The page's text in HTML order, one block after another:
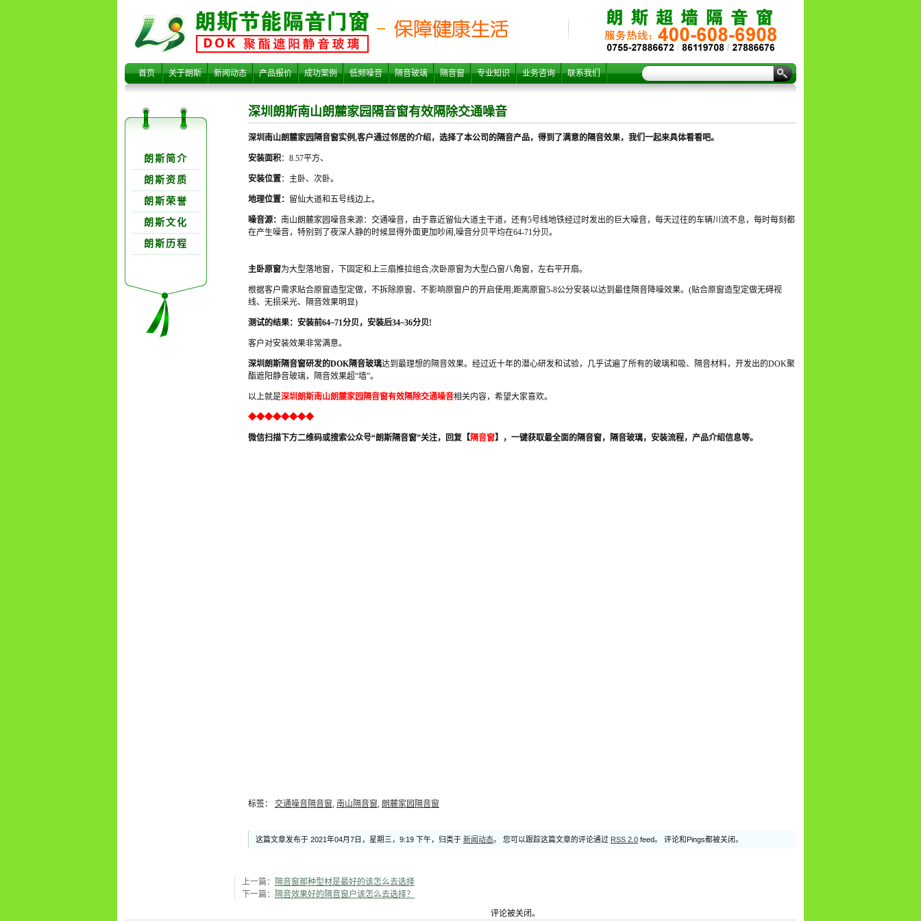
深圳朗斯南山朗
麓家园隔音窗有
效隔除交通噪音
首页 关于朗斯 新闻动态 产品报价 成功案例 低频噪音 隔音玻璃 隔音窗 专业知识 业务咨询 联系我们
深圳朗斯南山朗麓家园隔音窗有效隔除交通噪音
深圳南山朗麓家园隔音窗实例,客户通过邻居的介绍，选择了本公司的隔音产品，得到了满意的隔音效果，我们一起来具体看看吧。
安装面积：8.57平方、
安装位置：主卧、次卧。
地理位置： 留仙大道和五号线边上。
噪音源： 南山朗麓家园噪音来源：交通噪音，由于靠近留仙大道主干道，还有5号线地铁经过时发出的巨大噪音，每天过往的车辆川流不息，每时每刻都
在产生噪音，特别到了夜深人静的时候显得外面更加吵闹,噪音分贝平均在64-71分贝。
主卧原窗为大型落地窗，下固定和上三扇推拉组合;次卧原窗为大型凸窗八角窗，左右平开扇。
根据客户需求贴合原窗造型定做，不拆除原窗、不影响原窗户的开启使用;距离原窗5-8公分安装以达到最佳隔音降噪效果。(贴合原窗造型定做无碍视
线、无损采光、隔音效果明显)
测试的结果：安装前64~71分贝，安装后34~36分贝!
客户对安装效果非常满意。
深圳朗斯隔音窗研发的DOK隔音玻璃达到最理想的隔音效果。经过近十年的潜心研发和试验，几乎试遍了所有的玻璃和吸、隔音材料，开发出的DOK聚
酯遮阳静音玻璃，隔音效果超“墙”。
以上就是深圳朗斯南山朗麓家园隔音窗有效隔除交通噪音相关内容，希望大家喜欢。
◆◆◆◆◆◆◆◆
微信扫描下方二维码或搜索公众号“朗斯隔音窗”关注，回复【隔音窗】，一键获取最全面的隔音窗，隔音玻璃，安装流程，产品介绍信息等。
标签： 交通噪音隔音窗, 南山隔音窗, 朗麓家园隔音窗
这篇文章发布于 2021年04月7日，星期三，9:19 下午，归类于 新闻动态。 您可以跟踪这篇文章的评论通过 RSS 2.0 feed。 评论和Pings都被关闭。
上一篇：
隔音窗那种型材是最好的该怎么去选择
下一篇：
隔音效果好的隔音窗户该怎么去选择？
评论被关闭。
朗斯简介
朗斯资质
朗斯荣誉
朗斯文化
朗斯历程